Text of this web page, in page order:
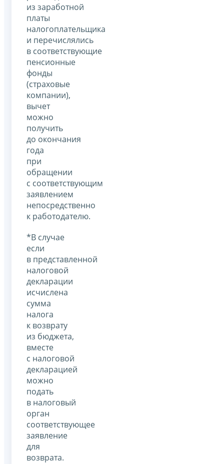
из заработной
платы
налогоплательщика
и перечислялись
в соответствующие
пенсионные
фонды
(страховые
компании),
вычет
можно
получить
до окончания
года
при
обращении
с соответствующим
заявлением
непосредственно
к работодателю.
*В случае
если
в представленной
налоговой
декларации
исчислена
сумма
налога
к возврату
из бюджета,
вместе
с налоговой
декларацией
можно
подать
в налоговый
орган
соответствующее
заявление
для
возврата.